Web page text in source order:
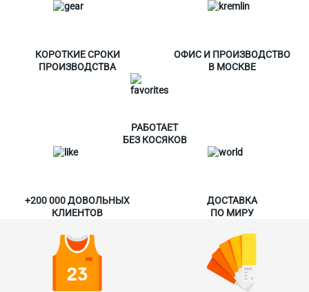
КОРОТКИЕ СРОКИ
ПРОИЗВОДСТВА
ОФИС И ПРОИЗВОДСТВО
В МОСКВЕ
РАБОТАЕТ
БЕЗ КОСЯКОВ
+200 000 ДОВОЛЬНЫХ
КЛИЕНТОВ
ДОСТАВКА
ПО МИРУ